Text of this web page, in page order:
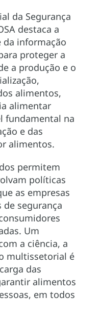
da Segurança
destaca a
da informação
proteger a
a produção e o
alimentos,
alimentar
fundamental na
e das
alimentos.
permitem
políticas
as empresas
segurança
Um
a ciência, a
multissetorial é
das
alimentos
em todos